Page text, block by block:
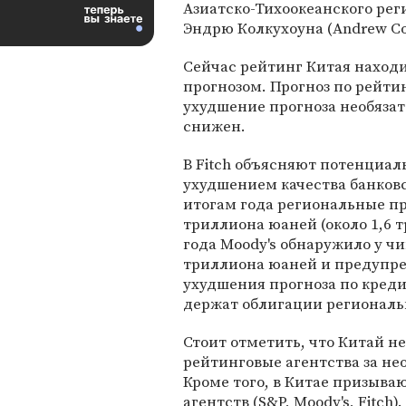
Азиатско-Тихоокеанского
Эндрю Колкухоуна (Andrew
Сейчас рейтинг Китая
прогнозом. Прогноз по
ухудшение прогноза
снижен.
В Fitch объясняют
ухудшением качества
итогам года региональные
триллиона юаней (около 1,6
года Moody's обнаружило у
триллиона юаней и
ухудшения прогноза по
держат облигации
Стоит отметить, что Китай
рейтинговые агентства за
Кроме того, в Китае
агентств (S&P, Moody's,